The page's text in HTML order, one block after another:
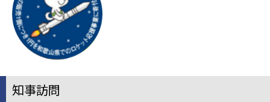
知事訪問